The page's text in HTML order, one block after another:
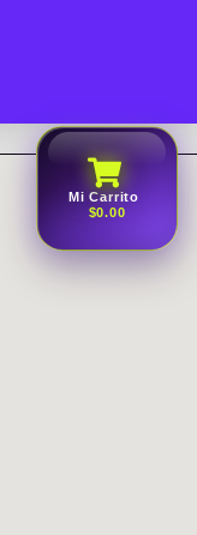
Mi Carrito
$0.00